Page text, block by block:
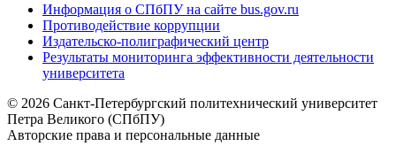
Информация о СПбПУ на сайте bus.gov.ru
Противодействие коррупции
Издательско-полиграфический центр
Результаты мониторинга эффективности деятельности
университета
© 2026 Санкт-Петербургский политехнический университет
Петра Великого (СПбПУ)
Авторские права и персональные данные